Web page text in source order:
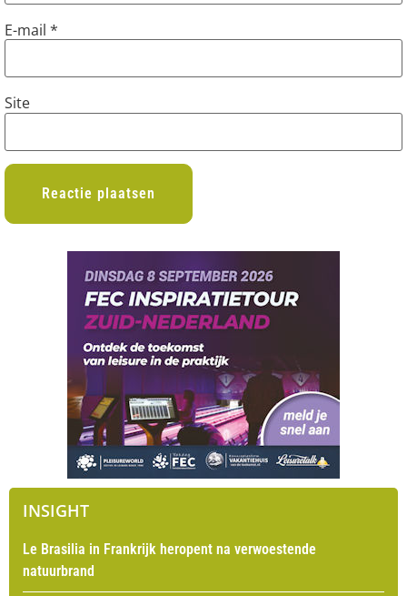
E-mail *
Site
INSIGHT
Le Brasilia in Frankrijk heropent na verwoestende
natuurbrand